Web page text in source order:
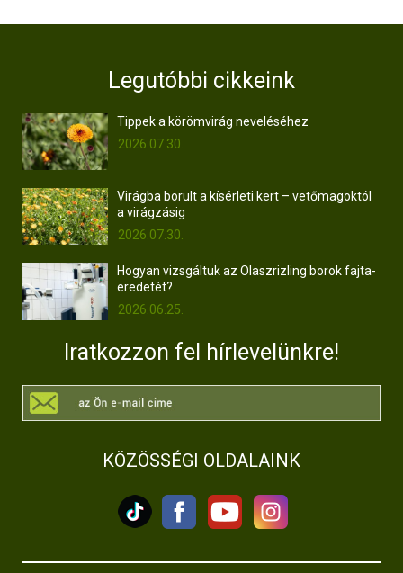
Legutóbbi cikkeink
Tippek a körömvirág neveléséhez
2026.07.30.
Virágba borult a kísérleti kert – vetőmagoktól
a virágzásig
2026.07.30.
Hogyan vizsgáltuk az Olaszrizling borok fajta-
eredetét?
2026.06.25.
Iratkozzon fel hírlevelünkre!
KÖZÖSSÉGI OLDALAINK